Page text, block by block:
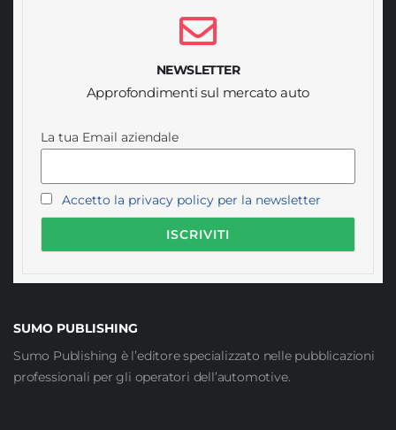
NEWSLETTER
Approfondimenti sul mercato auto
La tua Email aziendale
Accetto la privacy policy per la newsletter
SUMO PUBLISHING
Sumo Publishing è l’editore specializzato nelle pubblicazioni
professionali per gli operatori dell’automotive.